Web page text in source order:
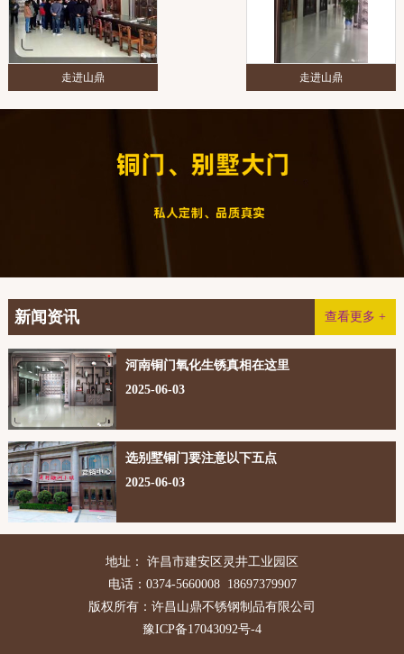
走进山鼎 走进山鼎
查看更多 +
新闻资讯
河南铜门氧化生锈真相在这里
2025-06-03
选别墅铜门要注意以下五点
2025-06-03
地址： 许昌市建安区灵井工业园区
电话：0374-5660008 18697379907
版权所有：许昌山鼎不锈钢制品有限公司
豫ICP备17043092号-4